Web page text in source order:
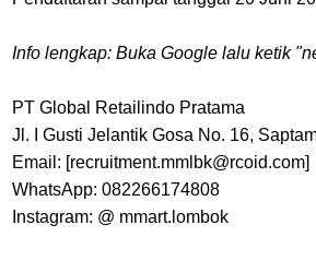
Info lengkap: Buka Google lalu ketik
PT Global Retailindo Pratama
Jl. I Gusti Jelantik Gosa No. 16,
Email: [recruitment.mmlbk@rcoid.com]
WhatsApp: 082266174808
Instagram: @ mmart.lombok